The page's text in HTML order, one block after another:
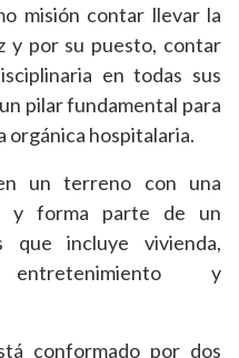
misión contar llevar la
y por su puesto, contar
en todas sus
pilar fundamental para
orgánica hospitalaria.
un terreno con una
y forma parte de un
que incluye vivienda,
y
conformado por dos